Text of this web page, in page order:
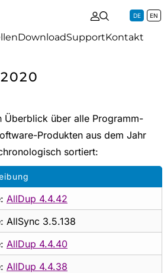
DownloadSupportKontakt
DE EN
Überblick über alle Programm-
Produkten aus dem Jahr
sortiert:
AllDup 4.4.42
AllSync 3.5.138
AllDup 4.4.40
AllDup 4.4.38